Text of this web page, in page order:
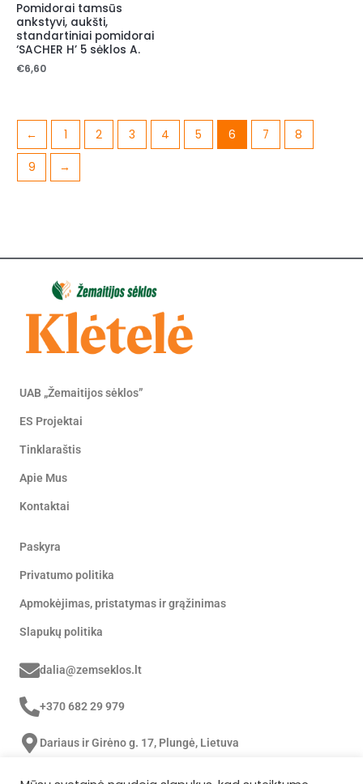
Pomidorai tamsūs
ankstyvi, aukšti,
standartiniai pomidorai
‘SACHER H’ 5 sėklos A.
€6,60
← 1 2 3 4 5 6 7 8
9 →
UAB „Žemaitijos sėklos”
ES Projektai
Tinklaraštis
Apie Mus
Kontaktai
Paskyra
Privatumo politika
Apmokėjimas, pristatymas ir grąžinimas
Slapukų politika
dalia@zemseklos.lt
+370 682 29 979
Dariaus ir Girėno g. 17, Plungė, Lietuva
F